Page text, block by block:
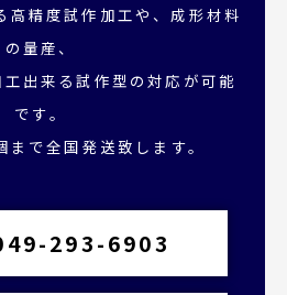
高精度試作加工や、成形材料
の量産、
出来る試作型の対応が可能
です。
で全国発送致します。
293-6903